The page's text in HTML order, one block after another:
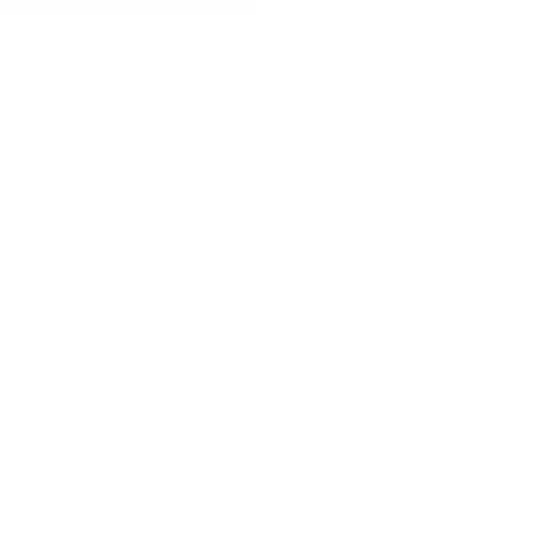
ako tím, inak nepriateľa neporazia. Tento príbehový multiplayerový zážitok
svetovej vojny, v ktorých sa do sporu púšťajú Spojenci proti Ose, aby tímovo obsadili
Vyberte si jednu z piatich slávnych divízií Druhej svetovej vojny, pričom každá z
herný štýl, aby ste rozdrvili nepriateľa.